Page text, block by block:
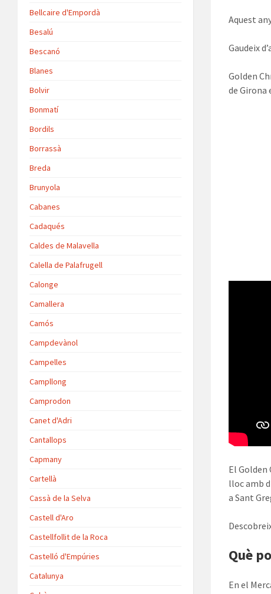
Aquest
Gaudeix
Golden
de
El
lloc amb
a Sant
Què
En el
Bellcaire d'Empordà
Besalú
Bescanó
Blanes
Bolvir
Bonmatí
Bordils
Borrassà
Breda
Brunyola
Cabanes
Cadaqués
Caldes de Malavella
Calella de Palafrugell
Calonge
Camallera
Camós
Campdevànol
Campelles
Campllong
Camprodon
Canet d'Adri
Cantallops
Capmany
Cartellà
Cassà de la Selva
Castell d'Aro
Castellfollit de la Roca
Castelló d'Empúries
Catalunya